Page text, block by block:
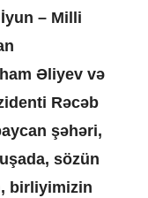
– Milli
Əliyev və
Rəcəb
şəhəri,
sözün
birliyimizin